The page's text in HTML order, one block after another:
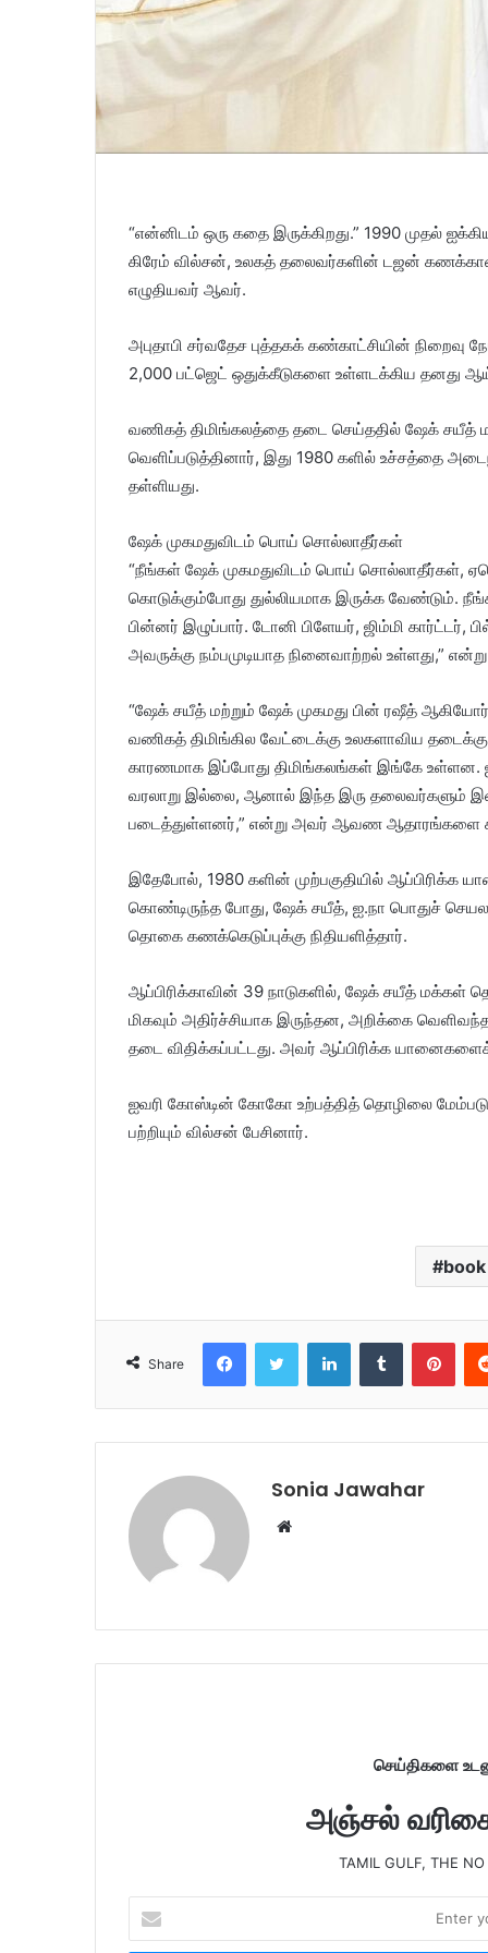
“என்னிடம் ஒரு கதை இருக்கிறது.” 1990 முதல்
கிரேம் வில்சன், உலகத் தலைவர்களின் டஜன்
எழுதியவர் ஆவர்.
அபுதாபி சர்வதேச புத்தகக் கண்காட்சியின் நிறைவு
2,000 பட்ஜெட் ஒதுக்கீடுகளை உள்ளடக்கிய தனது
வணிகத் திமிங்கலத்தை தடை செய்ததில் ஷேக் சயீத்
வெளிப்படுத்தினார், இது 1980 களில் உச்சத்தை
தள்ளியது.
ஷேக் முகமதுவிடம் பொய் சொல்லாதீர்கள்
“நீங்கள் ஷேக் முகமதுவிடம் பொய் சொல்லாதீர்கள்,
கொடுக்கும்போது துல்லியமாக இருக்க வேண்டும்.
பின்னர் இழுப்பார். டோனி பிளேயர், ஜிம்மி
அவருக்கு நம்பமுடியாத நினைவாற்றல் உள்ளது,”
“ஷேக் சயீத் மற்றும் ஷேக் முகமது பின் ரஷீத்
வணிகத் திமிங்கில வேட்டைக்கு உலகளாவிய
காரணமாக இப்போது திமிங்கலங்கள் இங்கே உள்ளன.
வரலாறு இல்லை, ஆனால் இந்த இரு தலைவர்களும்
படைத்துள்ளனர்,” என்று அவர் ஆவண ஆதாரங்களை
இதேபோல், 1980 களின் முற்பகுதியில்
கொண்டிருந்த போது, ​​ஷேக் சயீத், ஐ.நா பொதுச்
தொகை கணக்கெடுப்புக்கு நிதியளித்தார்.
ஆப்பிரிக்காவின் 39 நாடுகளில், ஷேக் சயீத் மக்கள்
மிகவும் அதிர்ச்சியாக இருந்தன, அறிக்கை
தடை விதிக்கப்பட்டது. அவர் ஆப்பிரிக்க யானைகளைக்
ஐவரி கோஸ்டின் கோகோ உற்பத்தித் தொழிலை
பற்றியும் வில்சன் பேசினார்.
Share
Sonia Jawahar
i
செய்திகளை
அஞ்சல்
TAMIL GULF, THE